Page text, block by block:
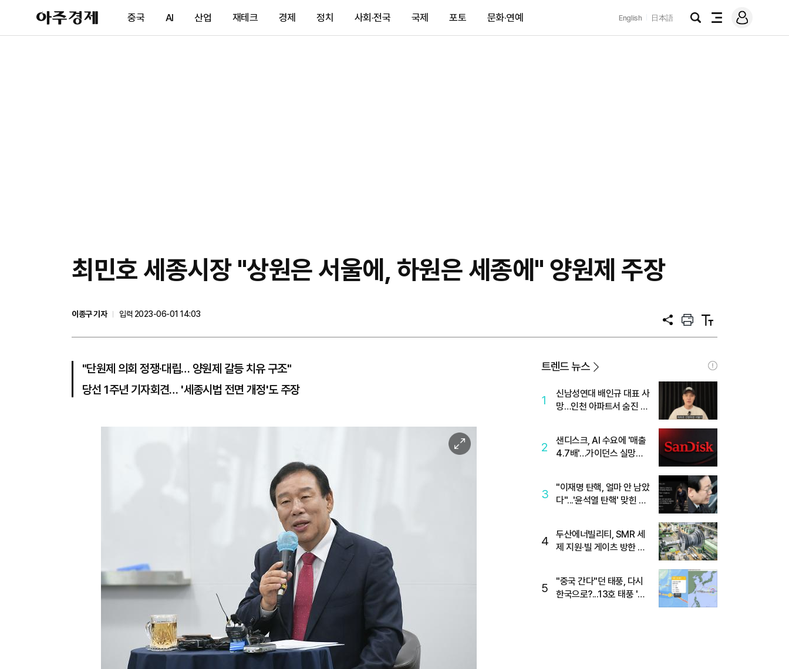
아
주
제
중국 AI 산업 재테크 경제 정치 사회·전국 국제 포토 문화·연예 English 日本語
검
전
메
그
최민호 세종시장 "상원은 서울에, 하원은 세종에" 양원제 주장
이종구 기자
입력 2023-06-01 14:03
공
프
트
텍
트
"단원제 의회 정쟁·대립… 양원제 갈등 치유 구조"
당선 1주년 기자회견… '세종시법 전면 개정'도 주장
이
미
트렌드 뉴스
1
신남성연대 배인규 대표 사
망…인천 아파트서 숨진 채
2
샌디스크, AI 수요에 '매출
4.7배'…가이던스 실망에
3
"이재명 탄핵, 얼마 안 남았
다"...'윤석열 탄핵' 맞힌 무
4
두산에너빌리티, SMR 세
제 지원·빌 게이츠 방한 기
5
"중국 간다"던 태풍, 다시
한국으로?...13호 태풍 '돌